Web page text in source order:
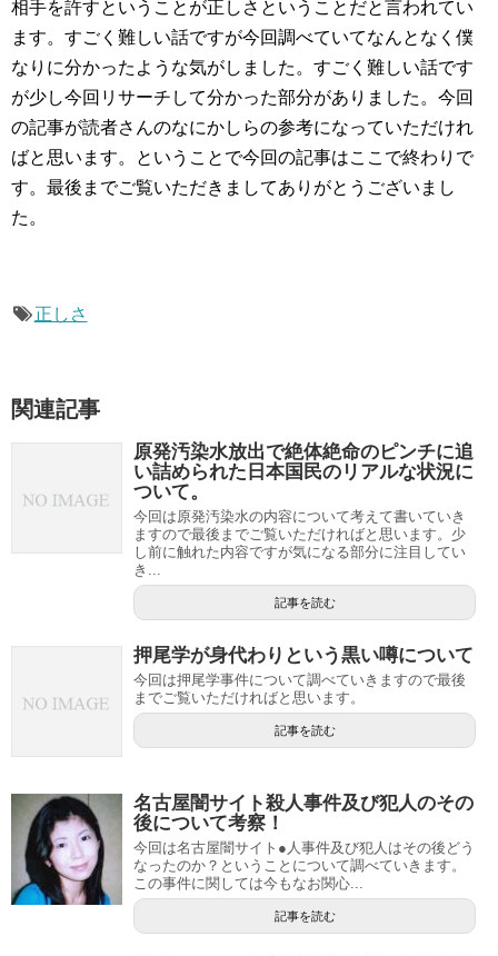
相手を許すということが正しさということだと言われてい
ます。すごく難しい話ですが今回調べていてなんとなく僕
なりに分かったような気がしました。すごく難しい話です
が少し今回リサーチして分かった部分がありました。今回
の記事が読者さんのなにかしらの参考になっていただけれ
ばと思います。ということで今回の記事はここで終わりで
す。最後までご覧いただきましてありがとうございまし
た。
正しさ
関連記事
原発汚染水放出で絶体絶命のピンチに追
い詰められた日本国民のリアルな状況に
ついて。
今回は原発汚染水の内容について考えて書いていき
ますので最後までご覧いただければと思います。少
し前に触れた内容ですが気になる部分に注目してい
き...
記事を読む
押尾学が身代わりという黒い噂について
今回は押尾学事件について調べていきますので最後
までご覧いただければと思います。
記事を読む
名古屋闇サイト殺人事件及び犯人のその
後について考察！
今回は名古屋闇サイト●人事件及び犯人はその後どう
なったのか？ということについて調べていきます。
この事件に関しては今もなお関心...
記事を読む